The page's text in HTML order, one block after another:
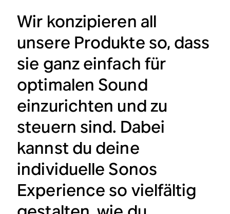
Wir konzipieren all
unsere Produkte so, dass
sie ganz einfach für
optimalen Sound
einzurichten und zu
steuern sind. Dabei
kannst du deine
individuelle Sonos
Experience so vielfältig